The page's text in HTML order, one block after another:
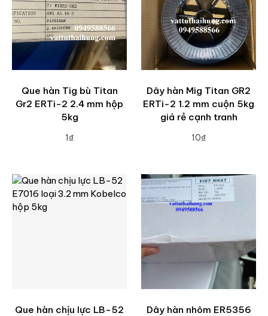
Que hàn Tig bù Titan
Gr2 ERTi-2 2.4 mm hộp
5kg
1₫
Dây hàn Mig Titan GR2
ERTi-2 1.2 mm cuộn 5kg
giá rẻ cạnh tranh
10₫
Que hàn chịu lực LB-52
Dây hàn nhôm ER5356